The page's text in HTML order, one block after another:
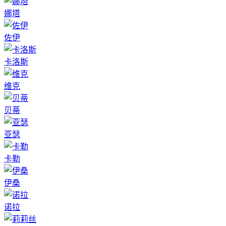
娜塔
佐伊
卡洛斯
维克
贝蒂
亚瑟
卡勒
伊桑
诺拉